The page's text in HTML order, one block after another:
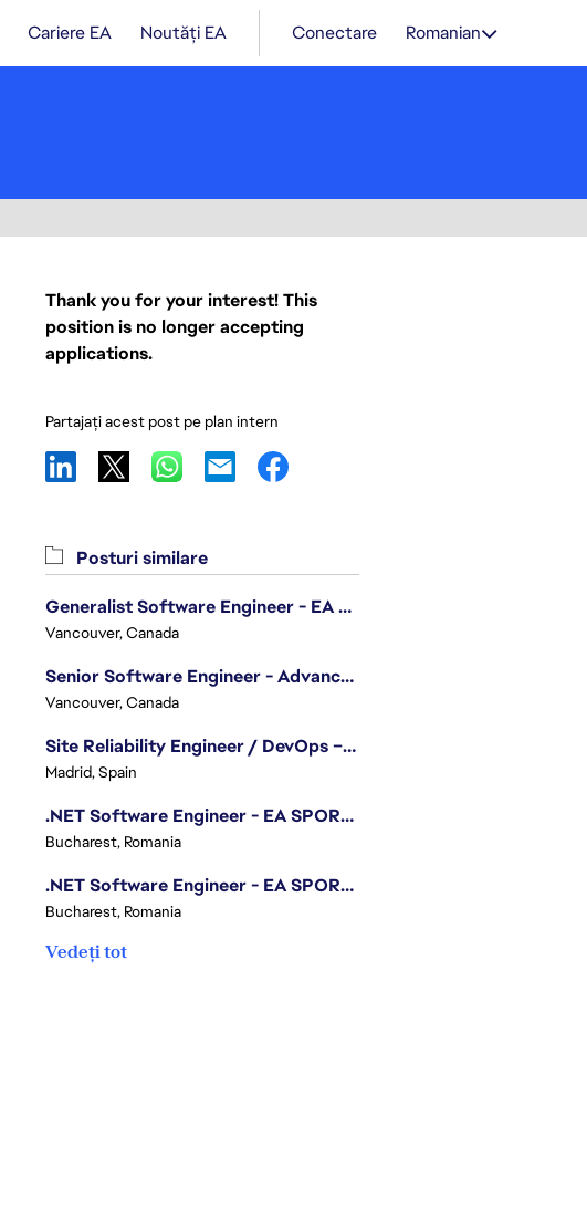
Cariere EA Noutăți EA Conectare Romanian
Thank you for your interest! This
position is no longer accepting
applications.
Partajați acest post pe plan intern
Posturi similare
Generalist Software Engineer - EA Sports FC
Vancouver, Canada
Senior Software Engineer - Advanced Technology Group
Vancouver, Canada
Site Reliability Engineer / DevOps – Localization
Madrid, Spain
.NET Software Engineer - EA SPORTS™ FC
Bucharest, Romania
.NET Software Engineer - EA SPORTS™ FC
Bucharest, Romania
Vedeți tot